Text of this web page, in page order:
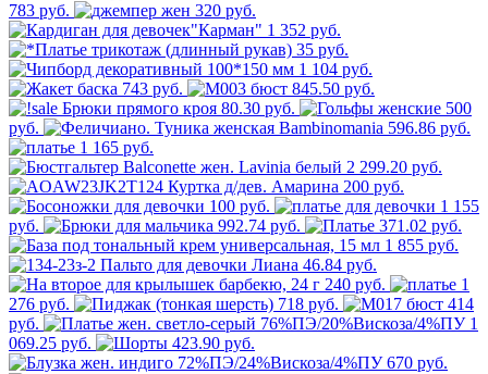
783 руб.
320 руб.
1 352 руб.
35 руб.
1 104 руб.
743 руб.
845.50 руб.
80.30 руб.
500
руб.
596.86 руб.
1 165 руб.
2 299.20 руб.
200 руб.
100 руб.
1 155
руб.
992.74 руб.
371.02 руб.
1 855 руб.
46.84 руб.
240 руб.
1
276 руб.
718 руб.
414
руб.
1
069.25 руб.
423.90 руб.
670 руб.